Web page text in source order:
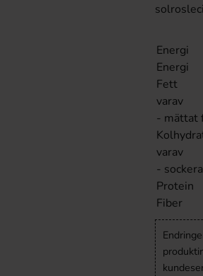
Energi
Energi
Fett
varav
- mättat
varav
-
Protein
Fiber